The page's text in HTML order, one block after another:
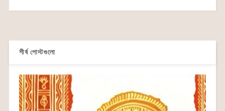
শীর্ষ পোস্টগুলো